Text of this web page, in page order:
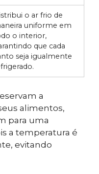
o ar frio de
uniforme em
o interior,
que cada
seja igualmente
a
alimentos,
para uma
a temperatura é
evitando